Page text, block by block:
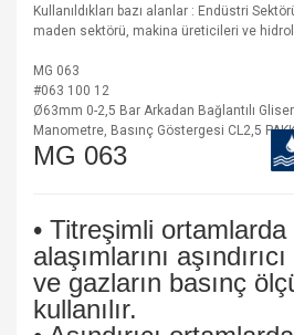
Kullanıldıkları bazı alanlar : Endüstri
maden sektörü, makina üreticileri ve
MG 063
#063 100 12
Ø63mm 0-2,5 Bar Arkadan Bağlantılı
Manometre, Basınç Göstergesi CL2,5
MG 063
• Titreşimli ortamlarda
alaşımlarını
ve gazların basınç
kullanılır.